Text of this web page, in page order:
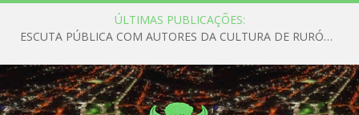
ÚLTIMAS PUBLICAÇÕES:
ESCUTA PÚBLICA COM AUTORES DA CULTURA DE RURÓPOLIS